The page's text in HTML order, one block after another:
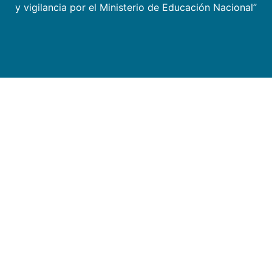
y vigilancia por el Ministerio de Educación Nacional”